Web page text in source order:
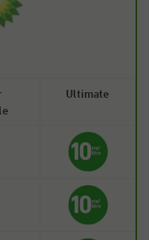
Ultimate